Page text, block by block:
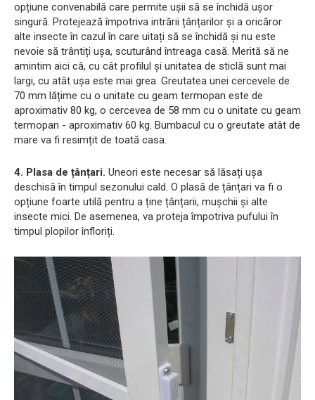
opțiune convenabilă care permite ușii să se închidă ușor
singură. Protejează împotriva intrării țânțarilor și a oricăror
alte insecte în cazul în care uitați să se închidă și nu este
nevoie să trântiți ușa, scuturând întreaga casă. Merită să ne
amintim aici că, cu cât profilul și unitatea de sticlă sunt mai
largi, cu atât ușa este mai grea. Greutatea unei cercevele de
70 mm lățime cu o unitate cu geam termopan este de
aproximativ 80 kg, o cercevea de 58 mm cu o unitate cu geam
termopan - aproximativ 60 kg. Bumbacul cu o greutate atât de
mare va fi resimțit de toată casa.
4. Plasa de țânțari. Uneori este necesar să lăsați ușa
deschisă în timpul sezonului cald. O plasă de țânțari va fi o
opțiune foarte utilă pentru a ține țânțarii, mușchii și alte
insecte mici. De asemenea, va proteja împotriva pufului în
timpul plopilor înfloriți.